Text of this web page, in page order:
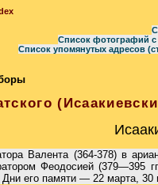
Список фотографий с
Список упомянутых адресов
Валента (364-378) в
Феодосией (379—395
его памяти — 22 марта, 30